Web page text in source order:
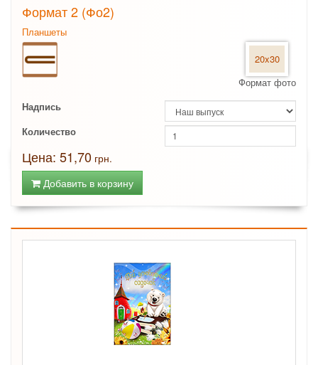
Формат 2 (Фо2)
Планшеты
20x30
Формат фото
Надпись
Количество
Цена: 51,70 грн.
Добавить в корзину